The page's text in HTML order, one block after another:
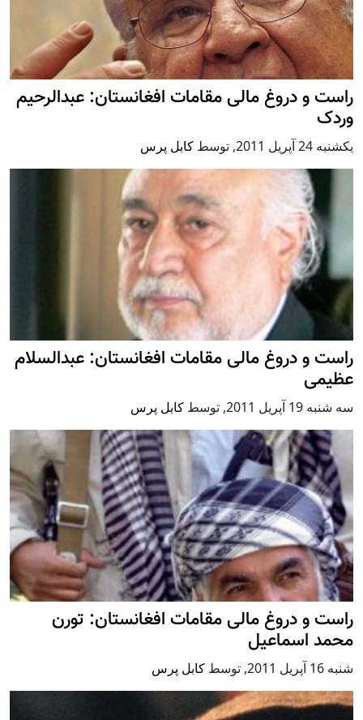
راست و دروغ مالی مقامات افغانستان: عبدالرحیم
وردک
يكشنبه 24 آپریل 2011 , توسط کابل پرس
راست و دروغ مالی مقامات افغانستان: عبدالسلام
عظیمی
سه شنبه 19 آپریل 2011 , توسط کابل پرس
راست و دروغ مالی مقامات افغانستان: تورن
محمد اسماعیل
شنبه 16 آپریل 2011 , توسط کابل پرس